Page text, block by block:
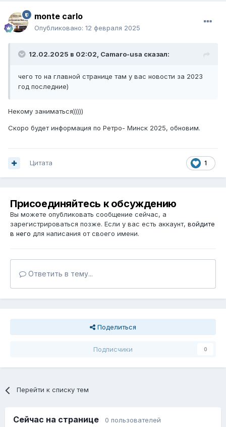
monte carlo
Опубликовано: 12 февраля 2025
12.02.2025 в 02:02, Camaro-usa сказал:
чего то на главной странице там у вас новости за 2023
год последние)
Некому заниматься)))))
Скоро будет информация по Ретро- Минск 2025, обновим.
1
Цитата
Присоединяйтесь к обсуждению
Вы можете опубликовать сообщение сейчас, а
зарегистрироваться позже. Если у вас есть аккаунт, войдите
в него для написания от своего имени.
Ответить в тему...
Поделиться
Подписчики 0
Перейти к списку тем
Сейчас на странице 0 пользователей